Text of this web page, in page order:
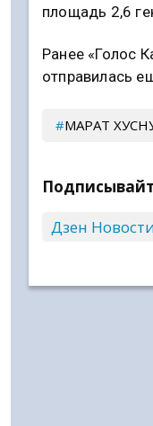
площадь 2,6
Ранее «Голос
отправилась
МАРАТ
Дзен